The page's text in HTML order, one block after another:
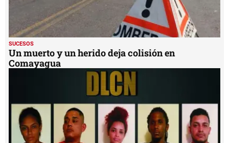
SUCESOS
Un muerto y un herido deja colisión en
Comayagua